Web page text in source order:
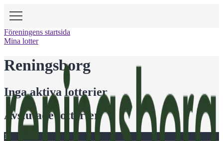
Föreningens startsida
Mina lotter
Reningsborg
Inga aktiva lotterier
Avslutade lotterier
1